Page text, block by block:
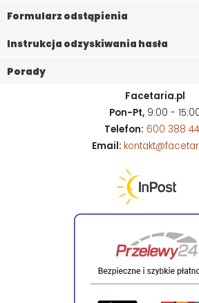
Formularz odstąpienia
Instrukcja odzyskiwania hasła
Porady
Facetaria.pl
Pon-Pt,9:00 -
Telefon: 600 388
Email: